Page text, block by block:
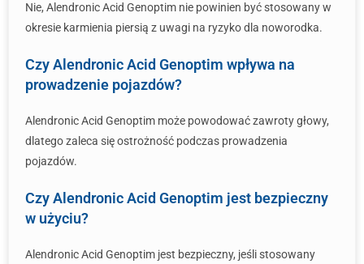
Nie, Alendronic Acid Genoptim nie powinien być stosowany w
okresie karmienia piersią z uwagi na ryzyko dla noworodka.
Czy Alendronic Acid Genoptim wpływa na
prowadzenie pojazdów?
Alendronic Acid Genoptim może powodować zawroty głowy,
dlatego zaleca się ostrożność podczas prowadzenia
pojazdów.
Czy Alendronic Acid Genoptim jest bezpieczny
w użyciu?
Alendronic Acid Genoptim jest bezpieczny, jeśli stosowany